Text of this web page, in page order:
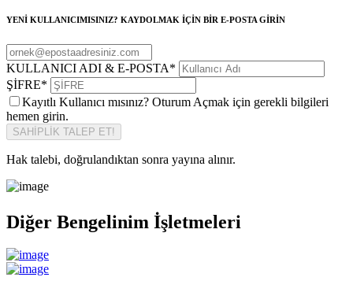
YENİ KULLANICIMISINIZ? KAYDOLMAK İÇİN BİR E-POSTA GİRİN
KULLANICI ADI & E-POSTA*
ŞİFRE*
Kayıtlı Kullanıcı mısınız? Oturum Açmak için gerekli bilgileri
hemen girin.
Hak talebi, doğrulandıktan sonra yayına alınır.
Diğer Bengelinim İşletmeleri